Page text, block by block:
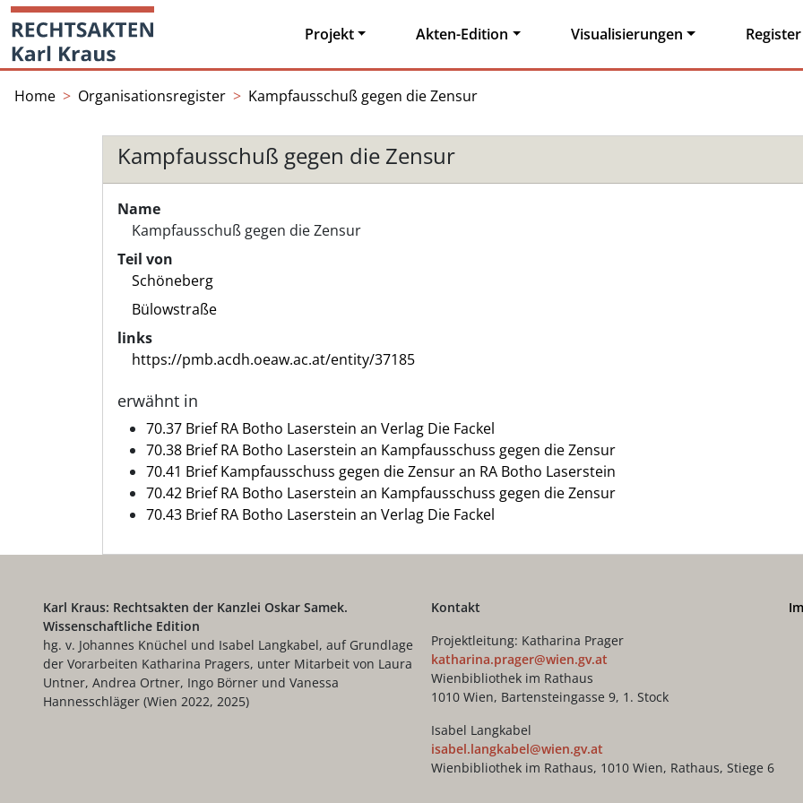
Skip
content
Startseite
Projekt Akten-Edition Visualisierungen Register
Home Organisationsregister Kampfausschuß gegen die Zensur
Kampfausschuß gegen die Zensur
Name
Kampfausschuß gegen die Zensur
Teil von
Schöneberg
Bülowstraße
links
https://pmb.acdh.oeaw.ac.at/entity/37185
erwähnt in
70.37 Brief RA Botho Laserstein an Verlag Die Fackel
70.38 Brief RA Botho Laserstein an Kampfausschuss gegen die Zensur
70.41 Brief Kampfausschuss gegen die Zensur an RA Botho Laserstein
70.42 Brief RA Botho Laserstein an Kampfausschuss gegen die Zensur
70.43 Brief RA Botho Laserstein an Verlag Die Fackel
Karl Kraus: Rechtsakten der Kanzlei Oskar Samek.
Wissenschaftliche Edition
hg. v. Johannes Knüchel und Isabel Langkabel, auf Grundlage
der Vorarbeiten Katharina Pragers, unter Mitarbeit von Laura
Untner, Andrea Ortner, Ingo Börner und Vanessa
Hannesschläger (Wien 2022, 2025)
Kontakt
Projektleitung: Katharina Prager
katharina.prager@wien.gv.at
Wienbibliothek im Rathaus
1010 Wien, Bartensteingasse 9, 1. Stock
Isabel Langkabel
isabel.langkabel@wien.gv.at
Wienbibliothek im Rathaus, 1010 Wien, Rathaus, Stiege 6